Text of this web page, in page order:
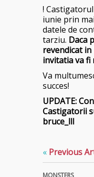
!
iunie prin
datele de
tarziu. Daca
revendicat
invitatia va
Va
succes!
UPDATE:
Castigatorii
bruce_lll
« Previous
MONSTERS